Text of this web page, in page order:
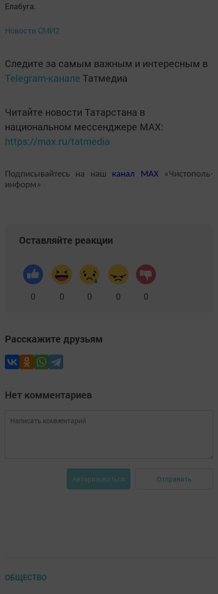
Елабуга.
Новости СМИ2
Следите за самым важным и интересным в
Telegram-канале Татмедиа
Читайте новости Татарстана в
национальном мессенджере MАХ:
https://max.ru/tatmedia
Подписывайтесь на наш канал MAX«Чистополь-
информ»
Оставляйте реакции
0 0 0 0 0
Расскажите друзьям
Нет комментариев
Авторизоваться Отправить
ОБЩЕСТВО